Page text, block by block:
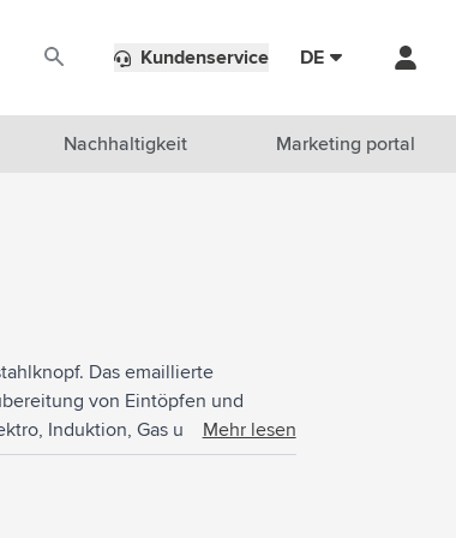
Kundenservice DE
Nachhaltigkeit Marketing portal
Das emaillierte
von Eintöpfen und
Induktion, Gas und Backofen.
Fassungsvermögen 3,8 Liter.
Mehr lesen